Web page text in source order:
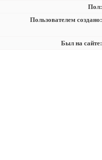
Пол:
Пользователем создано:
Был на сайте: